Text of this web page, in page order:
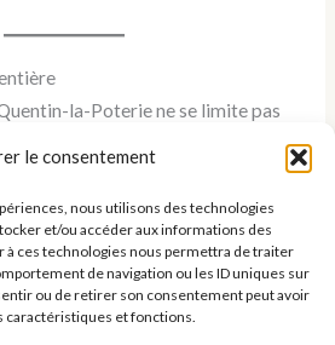
le consentement
nous utilisons des technologies
et/ou accéder aux informations des
à ces technologies nous permettra de traiter
de navigation ou les ID uniques sur
ou de retirer son consentement peut avoir
caractéristiques et fonctions.
la-Poterie ne se limite pas
habitants en sont fiers, les artistes
visiteurs en tombent amoureux.
Saint-Quentin-la-Poterie